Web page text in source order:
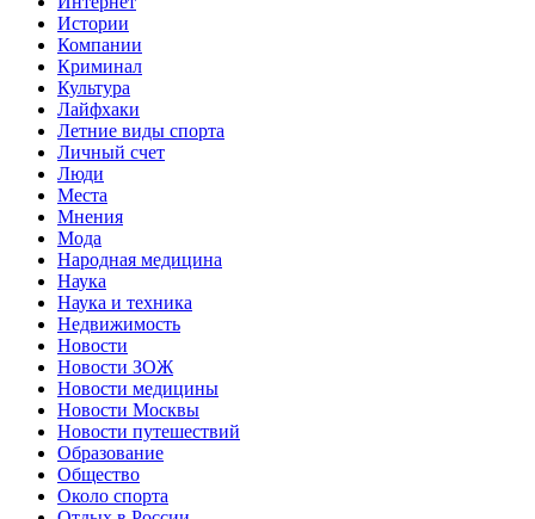
Истории
Компании
Криминал
Культура
Лайфхаки
Летние виды спорта
Личный счет
Люди
Места
Мнения
Мода
Народная медицина
Наука
Наука и техника
Недвижимость
Новости
Новости ЗОЖ
Новости медицины
Новости Москвы
Новости путешествий
Образование
Общество
Около спорта